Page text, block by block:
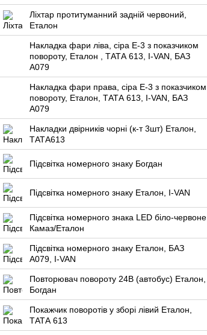
Ліхтар протитуманний задній червоний,
Еталон
Накладка фари ліва, сіра Е-3 з показчиком
повороту, Еталон , ТАТА 613, I-VAN, БАЗ
А079
Накладка фари права, сіра Е-3 з показчиком
повороту, Еталон, ТАТА 613, I-VAN, БАЗ
А079
Накладки двірників чорні (к-т 3шт) Еталон,
ТАТА613
Підсвітка номерного знаку Богдан
Підсвітка номерного знаку Еталон, I-VAN
Підсвітка номерного знака LED біло-червоне
Камаз/Еталон
Підсвітка номерного знаку Еталон, БАЗ
А079, I-VAN
Повторювач повороту 24В (автобус) Еталон,
Богдан
Покажчик поворотів у зборі лівий Еталон,
ТАТА 613